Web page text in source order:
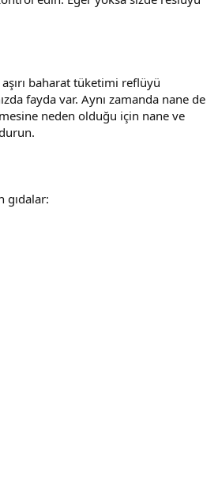
baharat tüketimi reflüyü
fayda var. Aynı zamanda nane de
neden olduğu için nane ve
gıdalar: